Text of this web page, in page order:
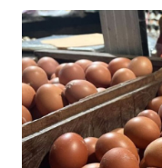
SAINS-TEKNO
KESEHATAN
INTERNASIONAL